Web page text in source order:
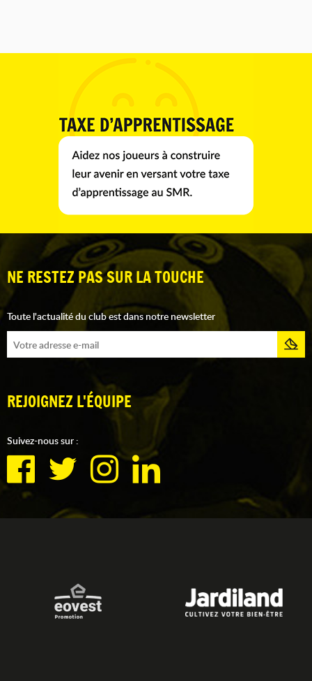
NE RESTEZ PAS SUR LA TOUCHE
Toute l'actualité du club est dans notre newsletter
REJOIGNEZ L'ÉQUIPE
Suivez-nous sur :